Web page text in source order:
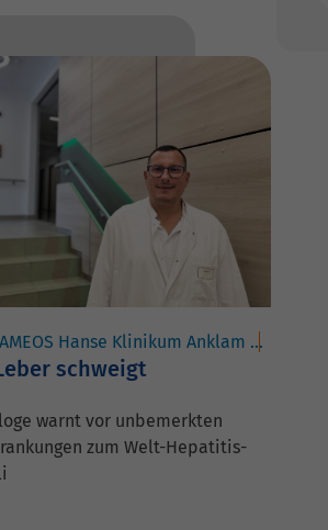
AMEOS Hanse Klinikum Anklam
schweigt
warnt vor unbemerkten
zum Welt-Hepatitis-